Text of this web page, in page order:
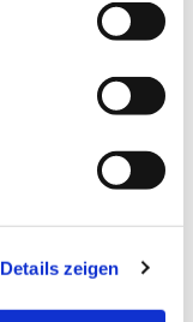
Details zeigen